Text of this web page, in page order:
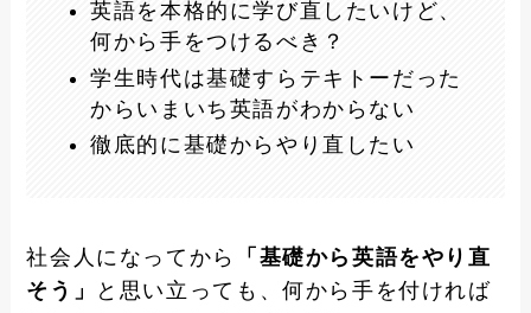
英語を本格的に学び直したいけど、
何から手をつけるべき？
学生時代は基礎すらテキトーだった
からいまいち英語がわからない
徹底的に基礎からやり直したい
社会人になってから
「基礎から英語をやり直
そう」
と思い立っても、何から手を付ければ